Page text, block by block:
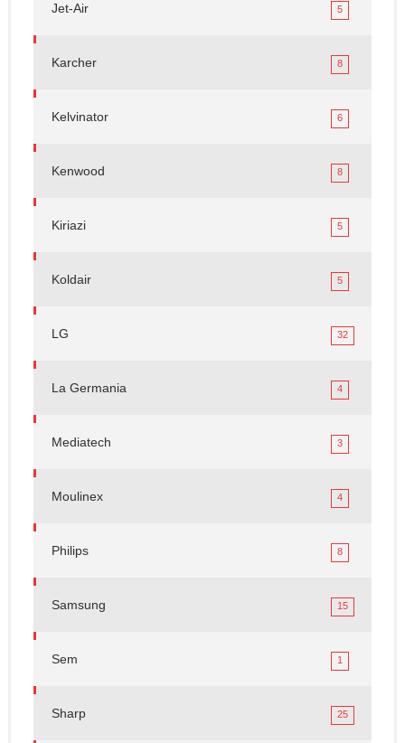
Jet-Air 5
Karcher 8
Kelvinator 6
Kenwood 8
Kiriazi 5
Koldair 5
LG 32
La Germania 4
Mediatech 3
Moulinex 4
Philips 8
Samsung 15
Sem 1
Sharp 25